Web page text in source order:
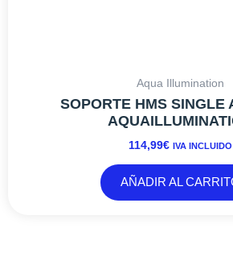
Aqua Illumination
SOPORTE HMS SINGLE
114,99€ IVA INCLUIDO
AÑADIR AL